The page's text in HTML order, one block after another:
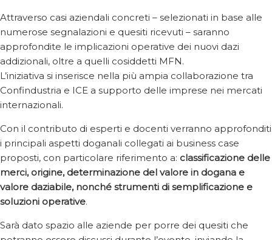
Attraverso casi aziendali concreti – selezionati in base alle
numerose segnalazioni e quesiti ricevuti – saranno
approfondite le implicazioni operative dei nuovi dazi
addizionali, oltre a quelli cosiddetti MFN.
L’iniziativa si inserisce nella più ampia collaborazione tra
Confindustria e ICE a supporto delle imprese nei mercati
internazionali.
Con il contributo di esperti e docenti verranno approfonditi
i principali aspetti doganali collegati ai business case
proposti, con particolare riferimento a: classificazione delle
merci, origine, determinazione del valore in dogana e
valore daziabile, nonché strumenti di semplificazione e
soluzioni operative.
Sarà dato spazio alle aziende per porre dei quesiti che